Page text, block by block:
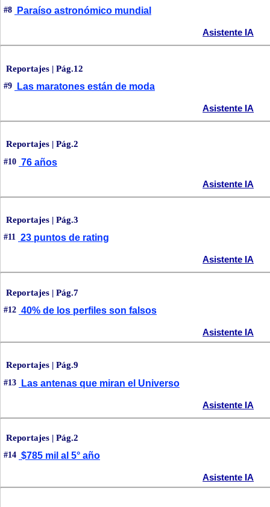
#8 Paraíso astronómico mundial
Asistente IA
Reportajes | Pág.12
#9 Las maratones están de moda
Asistente IA
Reportajes | Pág.2
#10 76 años
Asistente IA
Reportajes | Pág.3
#11 23 puntos de rating
Asistente IA
Reportajes | Pág.7
#12 40% de los perfiles son falsos
Asistente IA
Reportajes | Pág.9
#13 Las antenas que miran el Universo
Asistente IA
Reportajes | Pág.2
#14 $785 mil al 5° año
Asistente IA